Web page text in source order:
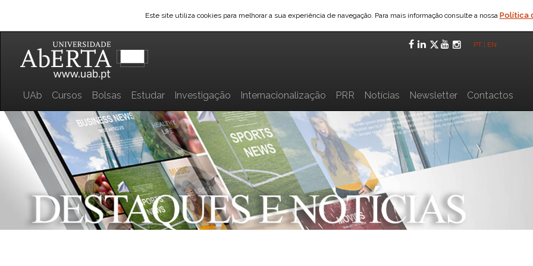
Este site utiliza cookies para melhorar a sua experiência de navegação. Para mais informação consulte a nossa Política
Facebook
LinkedIn
Twitter
YouTube
PT EN
UAb Cursos Bolsas Estudar Investigação Internacionalização PRR Notícias Newsletter Contactos